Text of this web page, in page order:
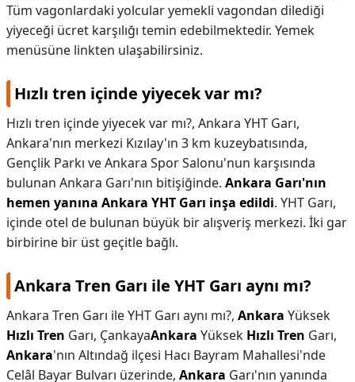
Tüm vagonlardaki yolcular yemekli vagondan dilediği
yiyeceği ücret karşılığı temin edebilmektedir. Yemek
menüsüne linkten ulaşabilirsiniz.
Hızlı tren içinde yiyecek var mı?
Hızlı tren içinde yiyecek var mı?, Ankara YHT Garı,
Ankara'nın merkezi Kızılay'ın 3 km kuzeybatısında,
Gençlik Parkı ve Ankara Spor Salonu'nun karşısında
bulunan Ankara Garı'nın bitişiğinde. Ankara Garı'nın
hemen yanına Ankara YHT Garı inşa edildi. YHT Garı,
içinde otel de bulunan büyük bir alışveriş merkezi. İki gar
birbirine bir üst geçitle bağlı.
Ankara Tren Garı ile YHT Garı aynı mı?
Ankara Tren Garı ile YHT Garı aynı mı?, Ankara Yüksek
Hızlı Tren Garı, ÇankayaAnkara Yüksek Hızlı Tren Garı,
Ankara'nın Altındağ ilçesi Hacı Bayram Mahallesi'nde
Celâl Bayar Bulvarı üzerinde, Ankara Garı'nın yanında